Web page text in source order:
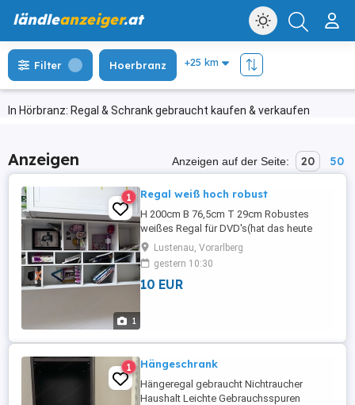
ländleanzeiger.at
In Hörbranz: Regal & Schrank gebraucht kaufen & verkaufen
Filter Hoerbranz
Anzeigen Anzeigen auf der Seite: 20 50
1
1 Regal weiß hoch robust
H 200cm B 76,5cm T 29cm Robustes
weißes Regal für DVD's(hat das heute
jemand noch?), Bücher natürlich, Mangas,
Dekoglump, usw..... Zustand: Gut
Lustenau, Vorarlberg
gestern 10:30
10 EUR
1 Hängeschrank
Hängeregal gebraucht Nichtraucher
Haushalt Leichte Gebrauchsspuren